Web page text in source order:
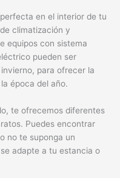
en el interior de tu
climatización y
equipos con sistema
pueden ser
para ofrecer la
época del año.
te ofrecemos diferentes
Puedes encontrar
no te suponga un
adapte a tu estancia o